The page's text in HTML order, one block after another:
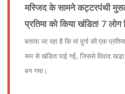
मस्जिद के सामने कट्टरपंथी
प्रतिमा को किया खंडित! 7 लोग
बताया जा रहा है कि मां दुर्गा की एक
रूप से खंडित पाई गई, जिससे विवाद खड़ा
बन गया।